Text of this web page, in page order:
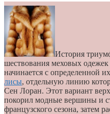
История
шествования меховых
начинается с определенной
лисы, отдельную линию
Сен Лоран. Этот вариант
покорил модные вершины и
французского сезона, затем